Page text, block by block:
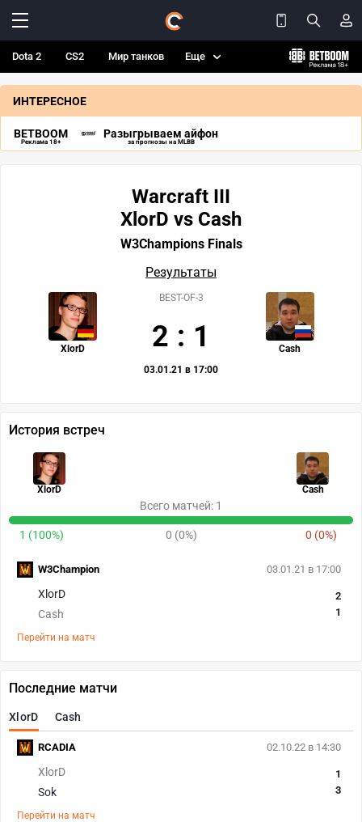
Dota 2 CS2 Мир танков Еще
ИНТЕРЕСНОЕ
BETBOOM
Реклама 18+
Разыгрываем айфон
за прогнозы на MLBB
Warcraft III
XlorD vs Cash
W3Champions Finals
Результаты
XlorD Cash
BEST-OF-3
2 : 1
03.01.21 в 17:00
История встреч
XlorD Cash
Всего матчей: 1
1 (100%) 0 (0%) 0 (0%)
03.01.21 в 17:00
XlorD
Cash
2
1
Перейти на матч
W3Champion
Последние матчи
XlorD Cash
02.10.22 в 14:30
XlorD
Sok
1
3
Перейти на матч
RCADIA